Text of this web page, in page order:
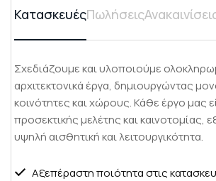
ΚατασκευέςΠωλήσεις
Σχεδιάζουμε και υλοποιούμε
αρχιτεκτονικά έργα, δημιουργώντας
κοινότητες και χώρους. Κάθε έργο μας
προσεκτικής μελέτης και καινοτομίας,
υψηλή αισθητική και λειτουργικότητα.
Αξεπέραστη ποιότητα στις